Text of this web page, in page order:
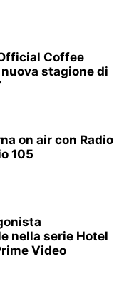
Coffee
stagione di
on air con Radio
105
nella serie Hotel
Video